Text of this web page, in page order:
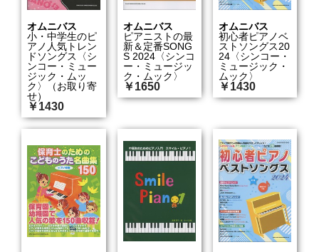
オムニバス
小・中学生のピ
アノ人気トレン
ドソングス〈シ
ンコー・ミュー
ジック・ムッ
ク〉（お取り寄
せ）
￥1430
オムニバス
ピアニストの最
新＆定番SONG
S 2024〈シンコ
ー・ミュージッ
ク・ムック〉
￥1650
オムニバス
初心者ピアノベ
ストソングス20
24〈シンコー・
ミュージック・
ムック〉
￥1430